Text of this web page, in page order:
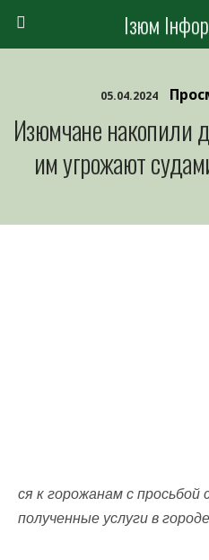
Ізюм
05.04.2024
Изюмчане накопили
им угрожают
ся к горожанам с просьбой
полученные услуги в